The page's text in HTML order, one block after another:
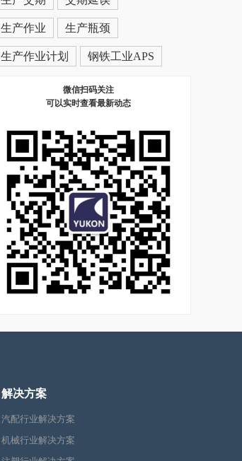
生产作业 生产瓶颈
生产作业计划 钢铁工业APS
微信扫码关注
可以实时查看最新动态
解决方案
汽配行业解决方案
机械行业解决方案